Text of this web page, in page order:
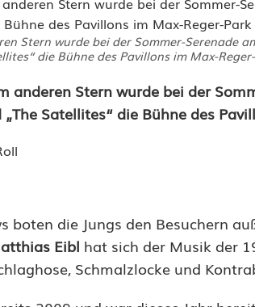
Stern wurde bei der Sommer-
die Bühne des Pavillons im Max-
anderen Stern wurde bei der
Satellites“ die Bühne des
boten die Jungs den Besuchern
Eibl hat sich der Musik der
Schmalzlocke und